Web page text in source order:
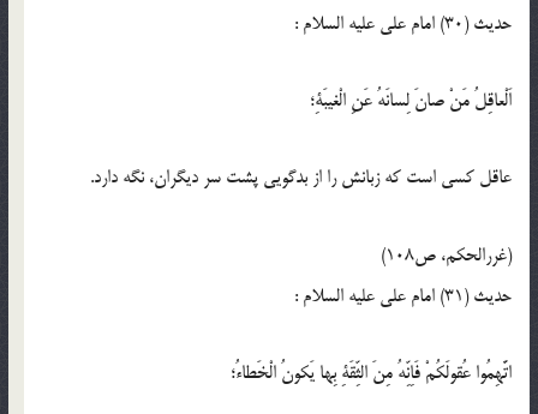
حدیث (30) امام على عليه‏ السلام :
اَلْعاقِلُ مَنْ صانَ لِسانَهُ عَنِ الْغيبَةِ؛
عاقل كسى است كه زبانش را از بدگويى پشت سر ديگران، نگه دارد.
(غررالحكم، ص108)
حدیث (31) امام على عليه‏ السلام :
اتَّهِمُوا عُقولَكُمْ فَاِنِّهُ مِنَ الثِّقَةِ بِها يَكونُ الْخَطاءُ؛